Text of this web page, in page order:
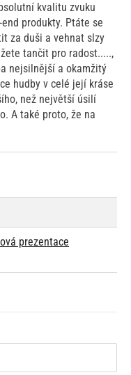
kvalitu zvuku
produkty. Ptáte se
za duši a vehnat slzy
tančit pro radost.....,
nejsilnější a okamžitý
hudby v celé její kráse
než největší úsilí
A také proto, že na
prezentace